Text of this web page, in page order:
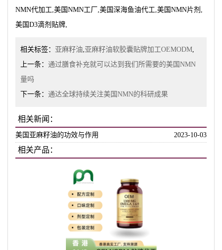
NMN代加工,美国NMN工厂,美国深海鱼油代工,美国NMN片剂,
美国D3滴剂贴牌,
相关标签： 亚麻籽油 亚麻籽油软胶囊贴牌加工OEMODM
上一条： 通过膳食补充就可以达到我们所需要的美国NMN
量吗
下一条： 通达全球持续关注美国NMN的科研成果
相关新闻：
美国亚麻籽油的功效与作用 2023-10-03
相关产品：